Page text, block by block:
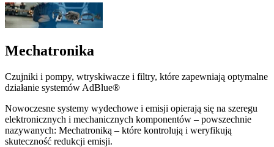
Mechatronika
Czujniki i pompy, wtryskiwacze i filtry, które zapewniają optymalne
działanie systemów AdBlue®
Nowoczesne systemy wydechowe i emisji opierają się na szeregu
elektronicznych i mechanicznych komponentów – powszechnie
nazywanych: Mechatroniką – które kontrolują i weryfikują
skuteczność redukcji emisji.